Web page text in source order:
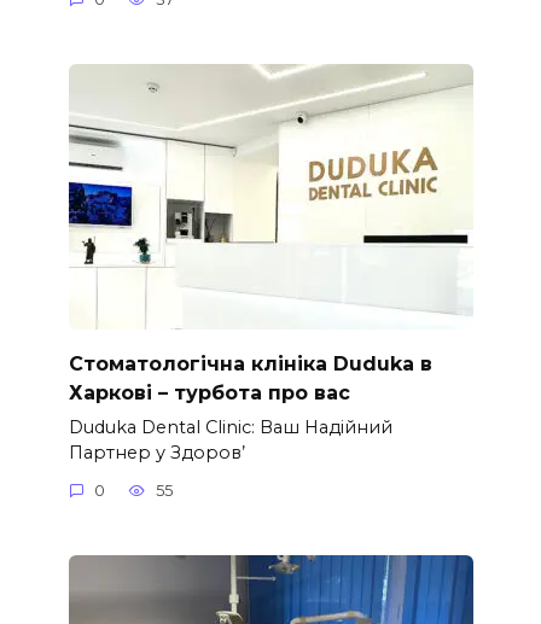
Стоматологічна клініка Duduka в
Харкові – турбота про вас
Duduka Dental Clinic: Ваш Надійний
Партнер у Здоров’
0 55